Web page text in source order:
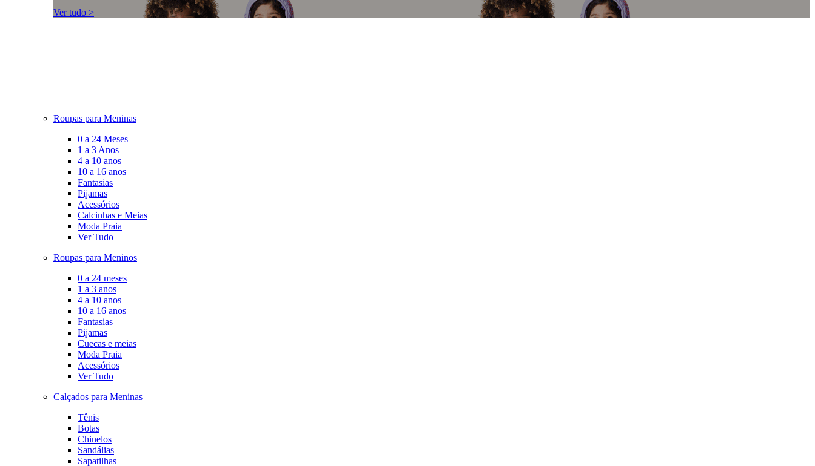
Ver tudo >
Roupas para Meninas
0 a 24 Meses
1 a 3 Anos
4 a 10 anos
10 a 16 anos
Fantasias
Pijamas
Acessórios
Calcinhas e Meias
Moda Praia
Ver Tudo
Roupas para Meninos
0 a 24 meses
1 a 3 anos
4 a 10 anos
10 a 16 anos
Fantasias
Pijamas
Cuecas e meias
Moda Praia
Acessórios
Ver Tudo
Calçados para Meninas
Tênis
Botas
Chinelos
Sandálias
Sapatilhas